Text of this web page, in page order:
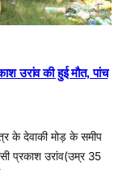
उरांव की हुई मौत, पांच
के देवाकी मोड़ के समीप
प्रकाश उरांव(उम्र 35